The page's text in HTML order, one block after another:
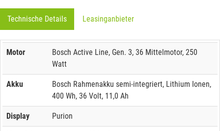
Technische Details Leasinganbieter
Motor
Bosch Active Line, Gen. 3, 36 Mittelmotor, 250
Watt
Akku
Bosch Rahmenakku semi-integriert, Lithium Ionen,
400 Wh, 36 Volt, 11,0 Ah
Display Purion